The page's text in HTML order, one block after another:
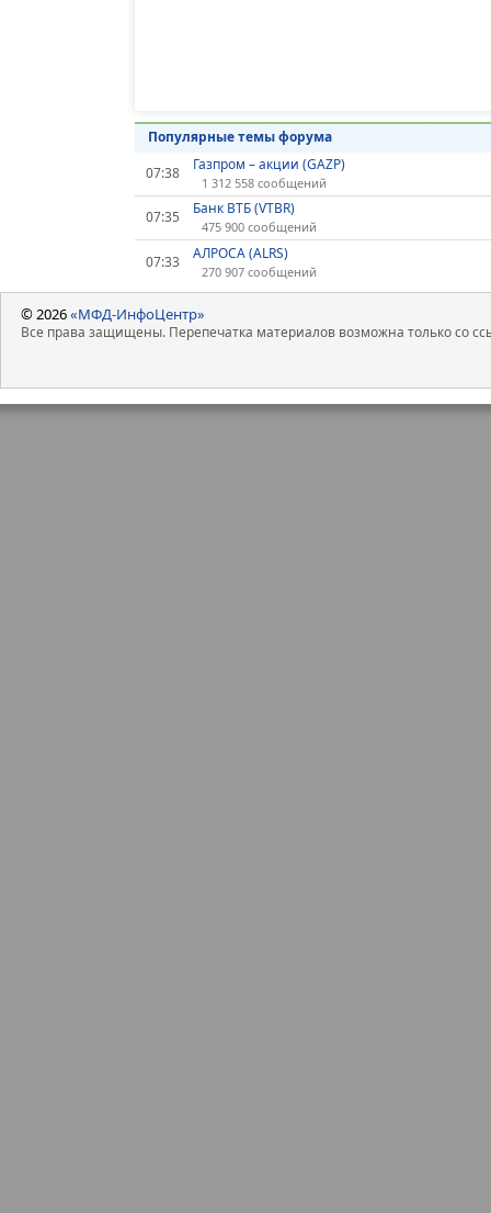
Популярные темы форума
07:38
Газпром – акции (GAZP)
1 312 558 сообщений
07:35 Банк ВТБ (VTBR)
475 900 сообщений
07:33 АЛРОСА (ALRS)
270 907 сообщений
© 2026«МФД-ИнфоЦентр»
Все права защищены. Перепечатка материалов возможна только со